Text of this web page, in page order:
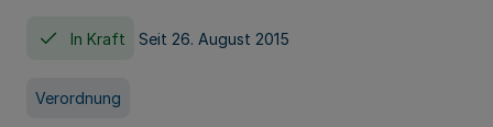
In Kraft Seit 26. August 2015
Verordnung